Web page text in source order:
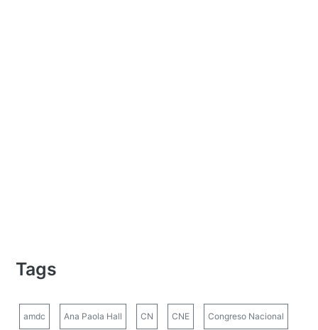
Tags
amdc Ana Paola Hall CN CNE Congreso Nacional